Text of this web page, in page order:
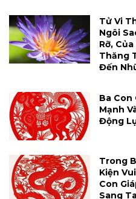
Tử Vi
Ngôi
Rỡ,
Thăng
Đến
Ba Con
Mạnh
Động
Trong
Kiện
Con
Sang